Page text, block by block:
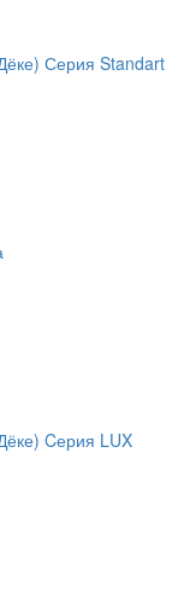
Серия Standart
Cерия LUX